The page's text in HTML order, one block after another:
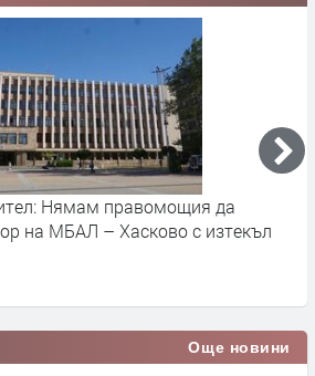
Нямам правомощия да
на МБАЛ – Хасково с изтекъл
Още новини